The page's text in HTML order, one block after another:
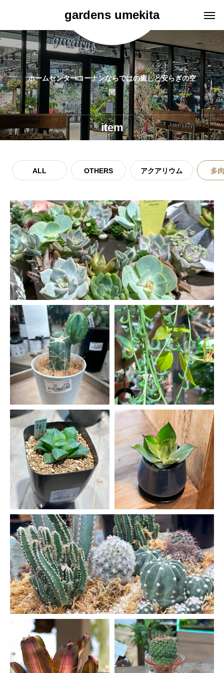
gardens umekita
ホームセンターコーナンならではの癒しと安らぎの空
間
item
ALL OTHERS アクアリウム 多